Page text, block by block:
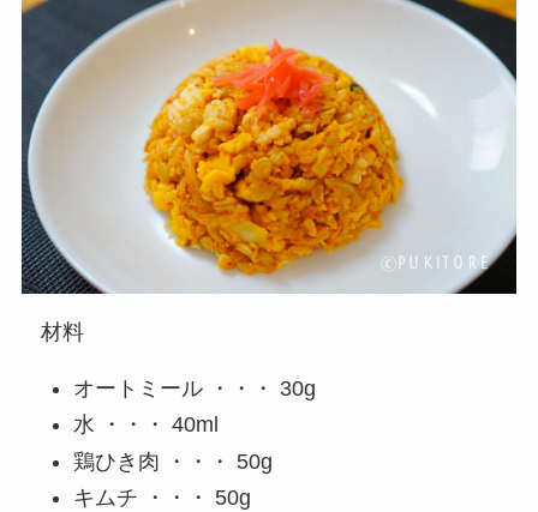
材料
オートミール ・・・ 30g
水 ・・・ 40ml
鶏ひき肉 ・・・ 50g
キムチ ・・・ 50g